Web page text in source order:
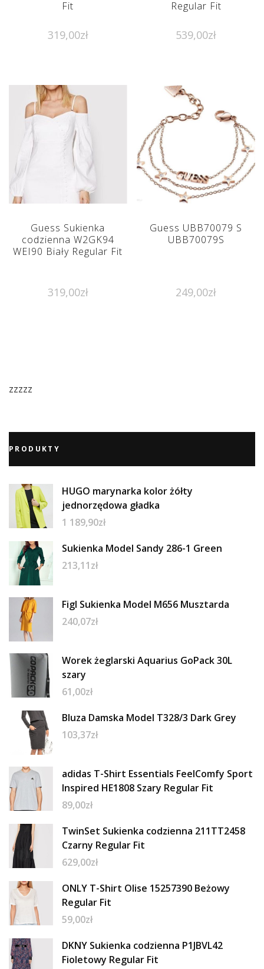
Fit
319,00zł
Regular Fit
539,00zł
Guess Sukienka
codzienna W2GK94
WEI90 Biały Regular Fit
319,00zł
Guess UBB70079 S
UBB70079S
249,00zł
zzzzz
PRODUKTY
HUGO marynarka kolor żółty
jednorzędowa gładka
1 189,90zł
Sukienka Model Sandy 286-1 Green
213,11zł
Figl Sukienka Model M656 Musztarda
240,07zł
Worek żeglarski Aquarius GoPack 30L
szary
61,00zł
Bluza Damska Model T328/3 Dark Grey
103,37zł
adidas T-Shirt Essentials FeelComfy Sport
Inspired HE1808 Szary Regular Fit
89,00zł
TwinSet Sukienka codzienna 211TT2458
Czarny Regular Fit
629,00zł
ONLY T-Shirt Olise 15257390 Beżowy
Regular Fit
59,00zł
DKNY Sukienka codzienna P1JBVL42
Fioletowy Regular Fit